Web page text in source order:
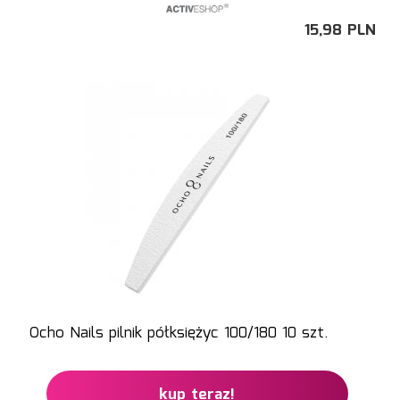
15,98 PLN
Ocho Nails pilnik półksiężyc 100/180 10 szt.